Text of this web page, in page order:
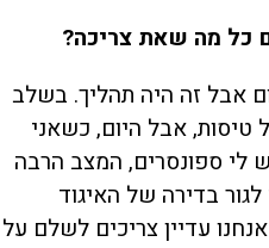
כל מה שאת צריכה?
אבל זה היה תהליך. בשלב
טיסות, אבל היום, כשאני
לי ספונסרים, המצב הרבה
בדירה של האיגוד
עדיין צריכים לשלם על